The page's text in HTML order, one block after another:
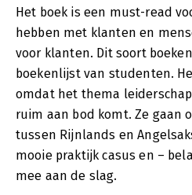
Het boek is een must-read
hebben met klanten en
voor klanten. Dit soort
boekenlijst van studenten.
omdat het thema
ruim aan bod komt. Ze gaan
tussen Rijnlands en
mooie praktijk casus en –
mee aan de slag.